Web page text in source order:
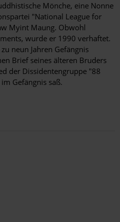
Mönche, eine Nonne
"National League for
Myint Maung. Obwohl
wurde er 1990 verhaftet.
neun Jahren Gefängnis
Brief seines älteren Bruders
der Dissidentengruppe "88
Gefängnis saß.